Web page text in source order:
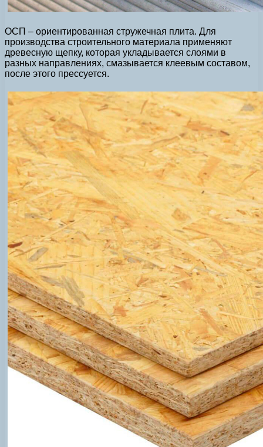
ОСП – ориентированная стружечная плита. Для
производства строительного материала применяют
древесную щепку, которая укладывается слоями в
разных направлениях, смазывается клеевым составом,
после этого прессуется.